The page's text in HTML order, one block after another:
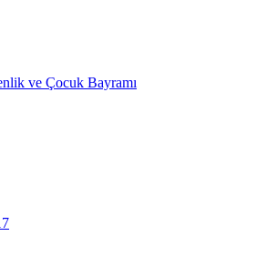
ve Çocuk Bayramı